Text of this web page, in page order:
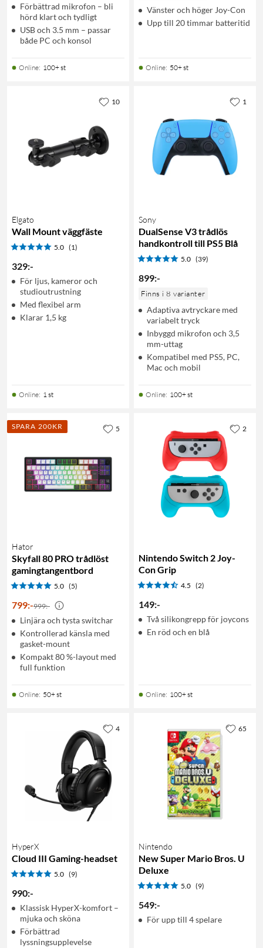
Förbättrad mikrofon – bli
hörd klart och tydligt
USB och 3.5 mm – passar
både PC och konsol
Online: 100+ st
Vänster och höger Joy-Con
Upp till 20 timmar batteritid
Online: 50+ st
Elgato
Wall Mount väggfäste
5.0 (1)
329:-
För ljus, kameror och
studioutrustning
Med flexibel arm
Klarar 1,5 kg
Online: 1 st
10
Sony
DualSense V3 trådlös
handkontroll till PS5 Blå
5.0 (39)
899:-
Finns i 8 varianter
Adaptiva avtryckare med
variabelt tryck
Inbyggd mikrofon och 3,5
mm-uttag
Kompatibel med PS5, PC,
Mac och mobil
Online: 100+ st
1
SPARA 200KR
Hator
Skyfall 80 PRO trådlöst
gamingtangentbord
5.0 (5)
799:-999:-
Linjära och tysta switchar
Kontrollerad känsla med
gasket-mount
Kompakt 80 %-layout med
full funktion
Online: 50+ st
5
Nintendo Switch 2 Joy-
Con Grip
4.5 (2)
149:-
Två silikongrepp för joycons
En röd och en blå
Online: 100+ st
2
HyperX
Cloud III Gaming-headset
5.0 (9)
990:-
Klassisk HyperX-komfort –
mjuka och sköna
Förbättrad
lyssningsupplevelse
4
Nintendo
New Super Mario Bros. U
Deluxe
5.0 (9)
549:-
För upp till 4 spelare
65